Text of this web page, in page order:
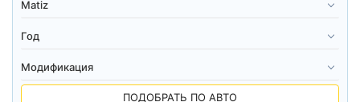
ПОДОБРАТЬ ПО АВТО